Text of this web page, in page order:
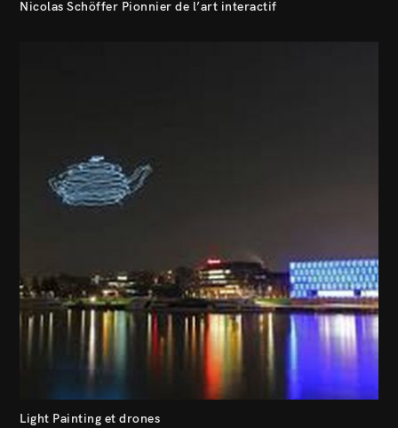
Nicolas Schöffer Pionnier de l’art interactif
Light Painting et drones